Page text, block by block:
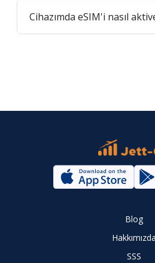
Cihazımda eSIM'i nasıl
Blog
Hakkımızda
SSS